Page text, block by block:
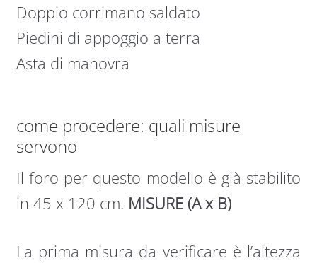
Doppio corrimano saldato
Piedini di appoggio a terra
Asta di manovra
come procedere: quali misure
servono
Il foro per questo modello è già stabilito
in 45 x 120 cm. MISURE (A x B)
La prima misura da verificare è l’altezza